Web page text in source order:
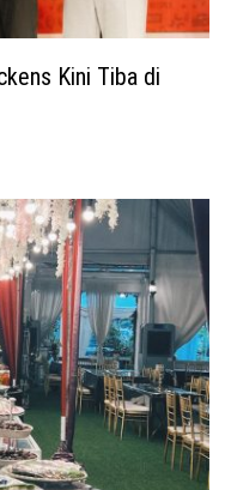
Kini Tiba di